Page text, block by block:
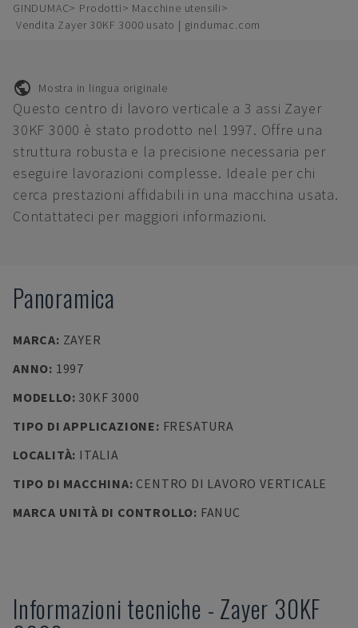
GINDUMAC Prodotti
Macchine utensili
Vendita Zayer 30KF 3000 usato | gindumac.com
Mostra in lingua originale
Questo centro di lavoro verticale a 3 assi Zayer
30KF 3000 è stato prodotto nel 1997. Offre una
struttura robusta e la precisione necessaria per
eseguire lavorazioni complesse. Ideale per chi
cerca prestazioni affidabili in una macchina usata.
Contattateci per maggiori informazioni.
Panoramica
MARCA: ZAYER
ANNO: 1997
MODELLO: 30KF 3000
TIPO DI APPLICAZIONE: FRESATURA
LOCALITÀ: ITALIA
TIPO DI MACCHINA: CENTRO DI LAVORO VERTICALE
MARCA UNITÀ DI CONTROLLO: FANUC
Informazioni tecniche - Zayer 30KF